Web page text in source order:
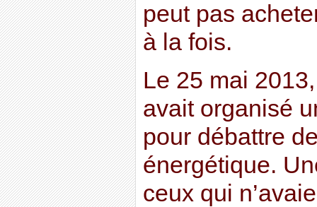
peut pas
à la fois.
Le 25 mai
avait organisé
pour débattre
énergétique.
ceux qui